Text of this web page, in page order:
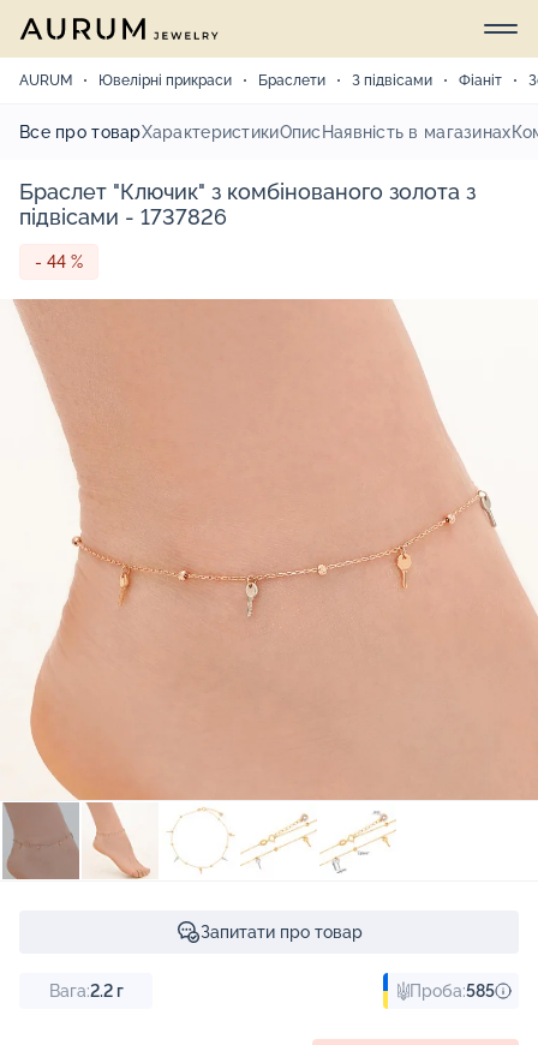
AURUM Ювелірні прикраси Браслети З підвісами Фіаніт
Все про товарХарактеристикиОпис Наявність в магазинах
Браслет "Ключик" з комбінованого золота з
підвісами - 1737826
- 44 %
Запитати про товар
Вага:2.2г Проба:585